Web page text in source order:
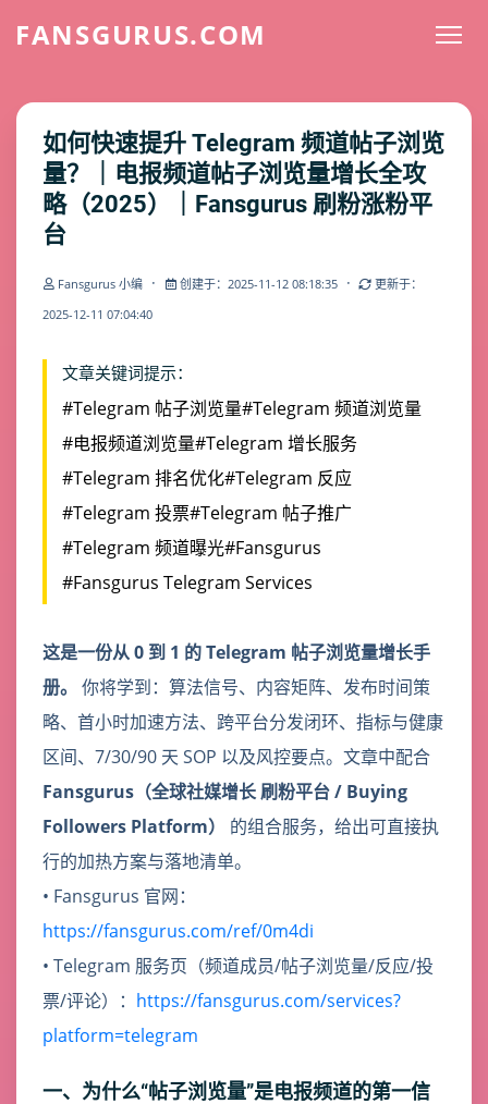
FANSGURUS.COM
如何快速提升 Telegram 频道帖子浏览
量？｜电报频道帖子浏览量增长全攻
略（2025）｜Fansgurus 刷粉涨粉平
台
Fansgurus 小编 · 创建于：2025-11-12 08:18:35 ·
更新于：
2025-12-11 07:04:40
文章关键词提示：
#Telegram 帖子浏览量#Telegram 频道浏览量
#电报频道浏览量#Telegram 增长服务
#Telegram 排名优化#Telegram 反应
#Telegram 投票#Telegram 帖子推广
#Telegram 频道曝光#Fansgurus
#Fansgurus Telegram Services
这是一份从 0 到 1 的 Telegram 帖子浏览量增长手
册。 你将学到：算法信号、内容矩阵、发布时间策
略、首小时加速方法、跨平台分发闭环、指标与健康
区间、7/30/90 天 SOP 以及风控要点。文章中配合
Fansgurus（全球社媒增长刷粉平台/ Buying
Followers Platform）
的组合服务，给出可直接执
行的加热方案与落地清单。
• Fansgurus 官网：
https://fansgurus.com/ref/0m4di
• Telegram 服务页（频道成员/帖子浏览量/反应/投
票/评论）： https://fansgurus.com/services?
platform=telegram
一、为什么“帖子浏览量”是电报频道的第一信